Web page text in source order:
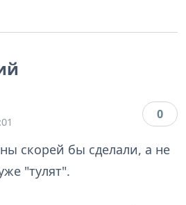
0
скорей бы сделали, а не
"тулят".